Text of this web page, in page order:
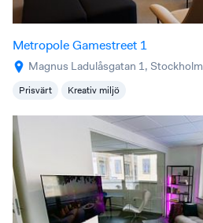
Metropole Gamestreet 1
Magnus Ladulåsgatan 1, Stockholm
Prisvärt Kreativ miljö